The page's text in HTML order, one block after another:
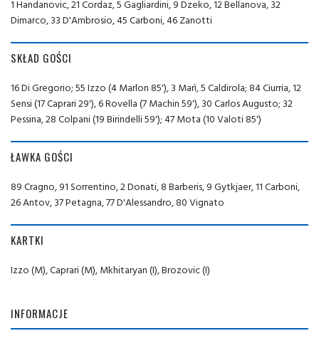
1 Handanovic, 21 Cordaz, 5 Gagliardini, 9 Dzeko, 12 Bellanova, 32
Dimarco, 33 D'Ambrosio, 45 Carboni, 46 Zanotti
SKŁAD GOŚCI
16 Di Gregorio; 55 Izzo (4 Marlon 85'), 3 Marì, 5 Caldirola; 84 Ciurria, 12
Sensi (17 Caprari 29'), 6 Rovella (7 Machin 59'), 30 Carlos Augusto; 32
Pessina, 28 Colpani (19 Birindelli 59'); 47 Mota (10 Valoti 85')
ŁAWKA GOŚCI
89 Cragno, 91 Sorrentino, 2 Donati, 8 Barberis, 9 Gytkjaer, 11 Carboni,
26 Antov, 37 Petagna, 77 D'Alessandro, 80 Vignato
KARTKI
Izzo (M), Caprari (M), Mkhitaryan (I), Brozovic (I)
INFORMACJE